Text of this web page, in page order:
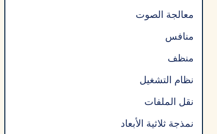
معالجة الصوت
منافس
منظف
نظام التشغيل
نقل الملفات
نمذجة ثلاثية الأبعاد